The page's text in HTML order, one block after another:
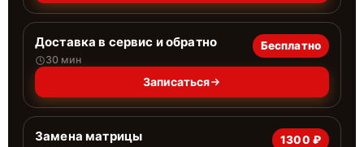
Доставка в сервис и обратно
30 мин
Бесплатно
Записаться
Замена матрицы 1300 ₽